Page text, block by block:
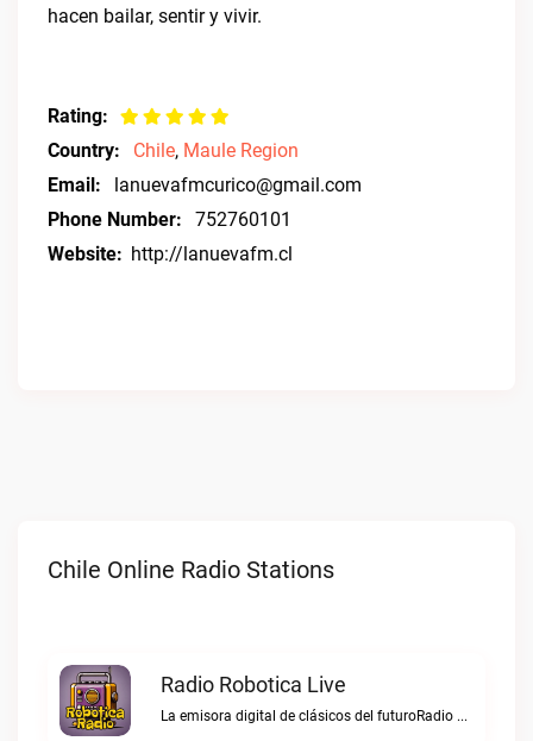
hacen bailar, sentir y vivir.
Rating:
Country:
Chile, Maule Region
Email:
lanuevafmcurico@gmail.com
Phone Number:
752760101
Website: http://lanuevafm.cl
Chile Online Radio Stations
Radio Robotica Live
La emisora digital de clásicos del futuroRadio Robotica live